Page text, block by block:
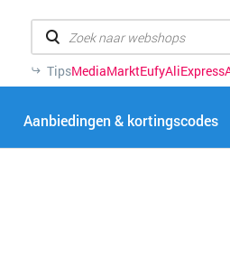
TipsMediaMarktEufyAliExpress
Aanbiedingen & kortingscodes